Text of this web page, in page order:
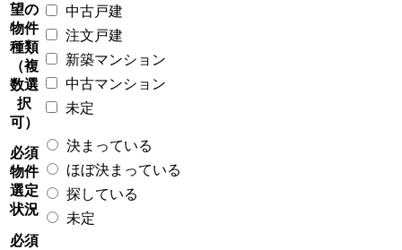
望の
物件
種類
（複
数選
択
可）
中古戸建
注文戸建
新築マンション
中古マンション
未定
必須
物件
選定
状況
決まっている
ほぼ決まっている
探している
未定
必須